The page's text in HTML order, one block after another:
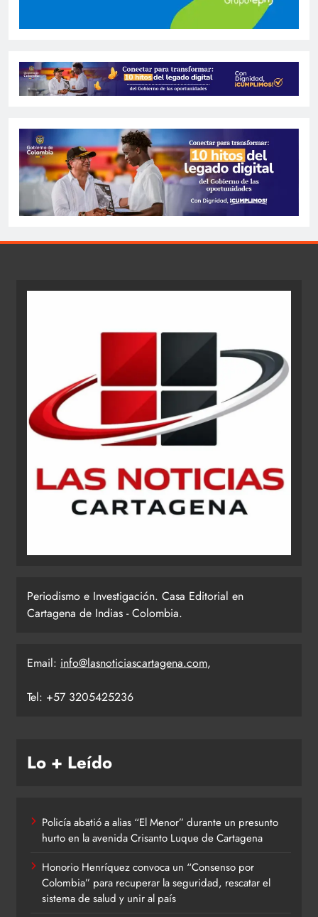
Periodismo e Investigación. Casa Editorial en
Cartagena de Indias - Colombia.
Email: info@lasnoticiascartagena.com,
Tel: +57 3205425236
Lo + Leído
Policía abatió a alias “El Menor” durante un presunto
hurto en la avenida Crisanto Luque de Cartagena
Honorio Henríquez convoca un “Consenso por
Colombia” para recuperar la seguridad, rescatar el
sistema de salud y unir al país